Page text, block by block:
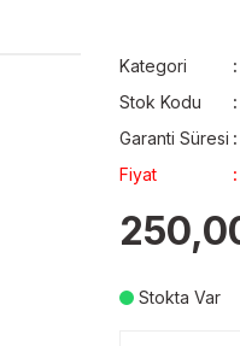
Kategori
Stok Kodu
Garanti Süresi
Fiyat
Stokta Var